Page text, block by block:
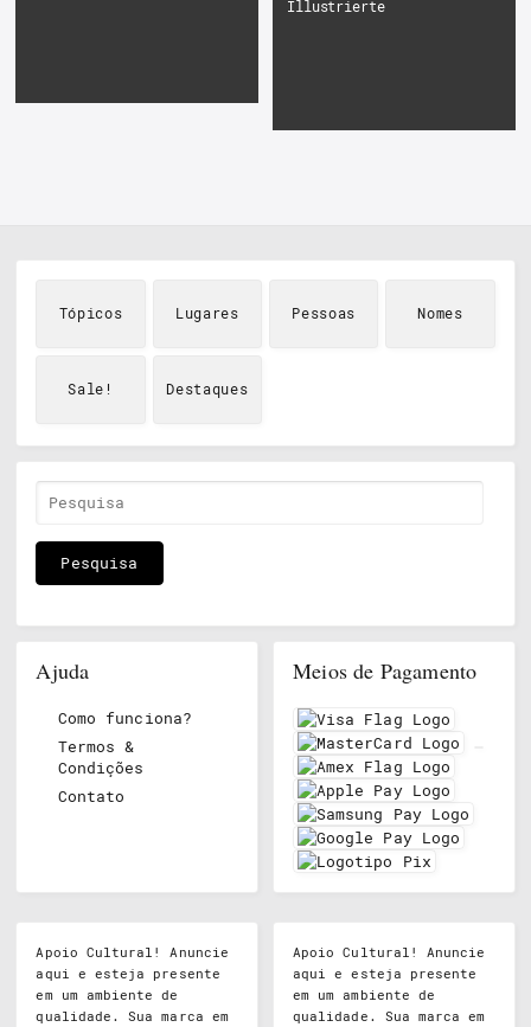
Illustrierte
Tópicos Lugares Pessoas Nomes
Sale! Destaques
Ajuda
Como funciona?
Termos &
Condições
Contato
Meios de Pagamento
Apoio Cultural! Anuncie
aqui e esteja presente
em um ambiente de
qualidade. Sua marca em
Apoio Cultural! Anuncie
aqui e esteja presente
em um ambiente de
qualidade. Sua marca em